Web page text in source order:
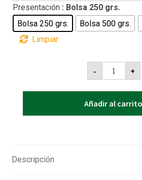
valoraciones
de clientes
Presentación : Bolsa 250 grs.
Bolsa 250 grs.
Bolsa 500 grs.
Limpiar
-
Manzanilla
Dulce
cantidad
+
Añadir al carrito
Descripción